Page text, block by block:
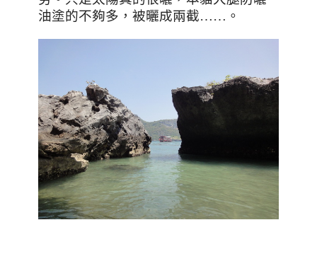
油塗的不夠多，被曬成兩截……。